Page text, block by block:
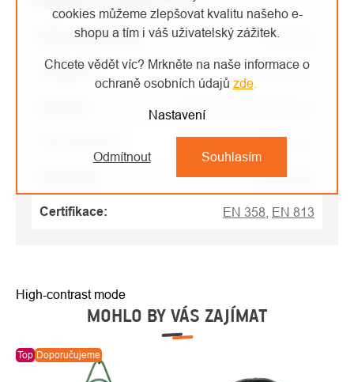
cookies můžeme zlepšovat kvalitu našeho e-
shopu a tím i váš uživatelský zážitek.
Chcete vědět víc? Mrkněte na naše informace o
ochraně osobních údajů zde.
Nastavení
Odmítnout Souhlasím
Název parametru Parametr
Kategorie: Podle profese
Arboristika, Stromolezec
arboristika
Certifikace: EN 358 EN 813
High-contrast mode
MOHLO BY VÁS ZAJÍMAT
Top Doporučujeme